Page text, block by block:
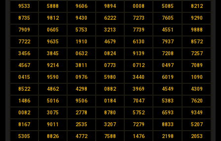
9533 5888 9606 9894 0008 5085 8212
8735 9812 9430 6222 7273 7605 9290
7909 0605 5753 3213 7739 4551 9888
7722 9635 1910 4679 6130 7937 8572
3456 3845 0632 0824 9139 7208 7257
4567 9214 3811 0773 0712 0497 7089
0415 9590 0976 5980 3440 6019 1090
8522 4862 4298 0882 3969 4549 4309
1486 5016 9506 0184 7047 5383 7620
0082 3075 2778 8780 5752 6593 9349
8167 9011 2535 3207 7279 8833 5207
5305 8826 4772 7588 1476 2198 2053